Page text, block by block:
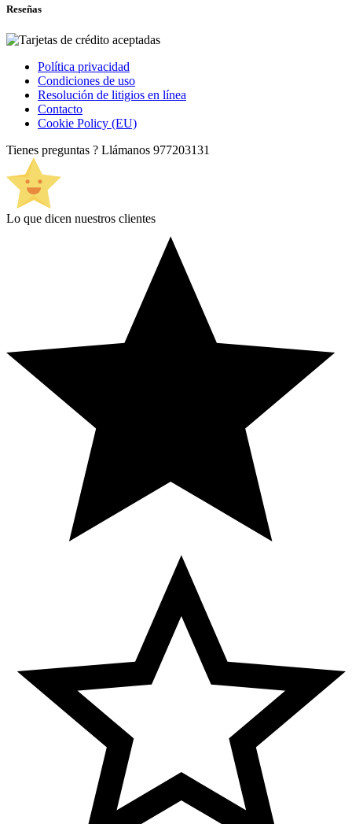
Reseñas
Política privacidad
Condiciones de uso
Resolución de litigios en línea
Contacto
Cookie Policy (EU)
Tienes preguntas ? Llámanos 977203131
Lo que dicen nuestros clientes